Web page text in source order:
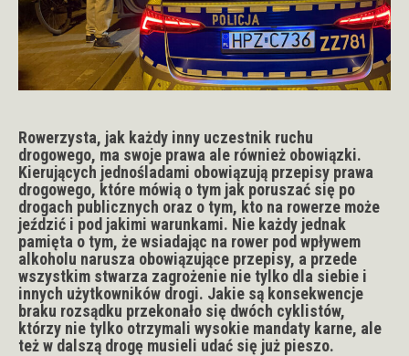
Rowerzysta, jak każdy inny uczestnik ruchu
drogowego, ma swoje prawa ale również obowiązki.
Kierujących jednośladami obowiązują przepisy prawa
drogowego, które mówią o tym jak poruszać się po
drogach publicznych oraz o tym, kto na rowerze może
jeździć i pod jakimi warunkami. Nie każdy jednak
pamięta o tym, że wsiadając na rower pod wpływem
alkoholu narusza obowiązujące przepisy, a przede
wszystkim stwarza zagrożenie nie tylko dla siebie i
innych użytkowników drogi. Jakie są konsekwencje
braku rozsądku przekonało się dwóch cyklistów,
którzy nie tylko otrzymali wysokie mandaty karne, ale
też w dalszą drogę musieli udać się już pieszo.